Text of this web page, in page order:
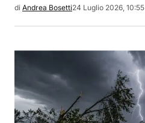
di Andrea Bosetti24 Luglio 2026, 10:55